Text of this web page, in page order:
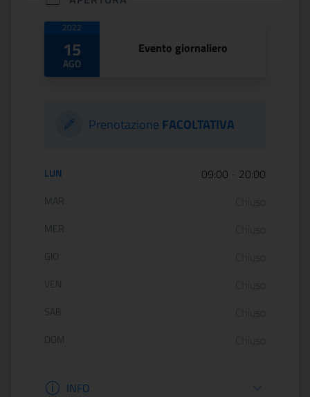
Date di apertura
2022
15
AGO
Evento giornaliero
Prenotazione FACOLTATIVA
Orario di apertura:
LUN 09:00 20:00
MAR
MER
GIO
VEN
SAB
DOM
Informazioni apertura
INFO